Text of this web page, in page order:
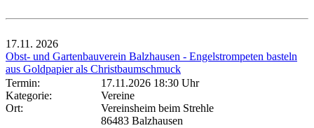
17.11. 2026
Obst- und Gartenbauverein Balzhausen - Engelstrompeten basteln
aus Goldpapier als Christbaumschmuck
Termin:
17.11.2026 18:30 Uhr
Kategorie:
Vereine
Ort:
Vereinsheim beim Strehle
86483 Balzhausen